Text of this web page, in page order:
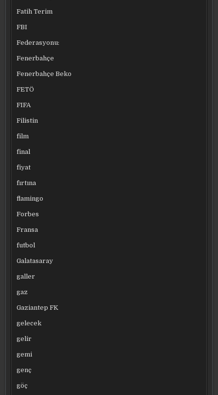
Fatih Terim
FBI
Federasyonu:
Fenerbahçe
Fenerbahçe Beko
FETÖ
FIFA
Filistin
film
final
fiyat
fırtına
flamingo
Forbes
Fransa
futbol
Galatasaray
galler
gaz
Gaziantep FK
gelecek
gelir
gemi
genç
göç